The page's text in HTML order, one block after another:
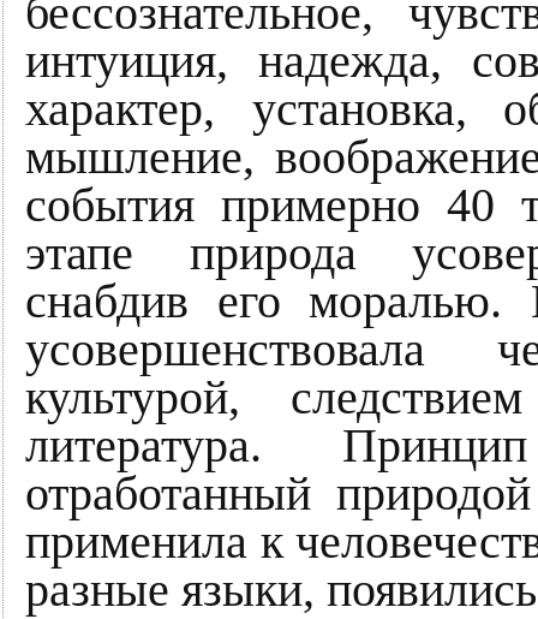
бессознательное,
интуиция, надежда,
характер, установка,
мышление,
события примерно 40
этапе природа
снабдив его моралью.
усовершенствовала
культурой,
литература.
отработанный
применила к
разные языки,